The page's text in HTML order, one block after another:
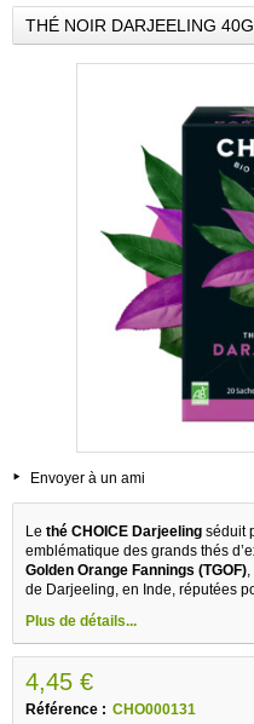
THÉ NOIR DARJEELING 40G
Envoyer à un ami
Le thé CHOICE Darjeeling séduit
emblématique des grands thés
Golden Orange Fannings (TGOF)
de Darjeeling, en Inde, réputées
Plus de détails...
4,45 €
Référence : CHO000131